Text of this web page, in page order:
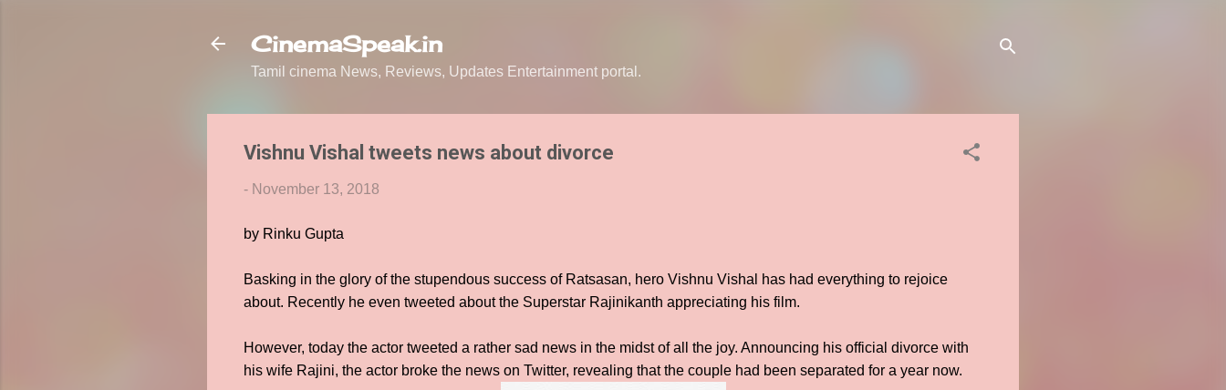
CinemaSpeak.in
Tamil cinema News, Reviews, Updates Entertainment portal.
Vishnu Vishal tweets news about divorce
- November 13, 2018
by Rinku Gupta
Basking in the glory of the stupendous success of Ratsasan, hero Vishnu Vishal has had everything to rejoice
about. Recently he even tweeted about the Superstar Rajinikanth appreciating his film.
However, today the actor tweeted a rather sad news in the midst of all the joy. Announcing his official divorce with
his wife Rajini, the actor broke the news on Twitter, revealing that the couple had been separated for a year now.